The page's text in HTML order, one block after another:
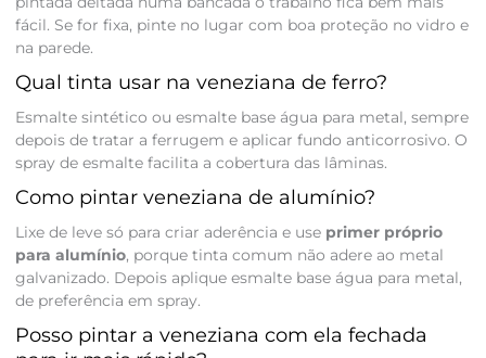
fácil. Se for fixa, pinte no lugar com boa proteção no vidro e
na parede.
Qual tinta usar na veneziana de ferro?
Esmalte sintético ou esmalte base água para metal, sempre
depois de tratar a ferrugem e aplicar fundo anticorrosivo. O
spray de esmalte facilita a cobertura das lâminas.
Como pintar veneziana de alumínio?
Lixe de leve só para criar aderência e use primer próprio
para alumínio, porque tinta comum não adere ao metal
galvanizado. Depois aplique esmalte base água para metal,
de preferência em spray.
Posso pintar a veneziana com ela fechada